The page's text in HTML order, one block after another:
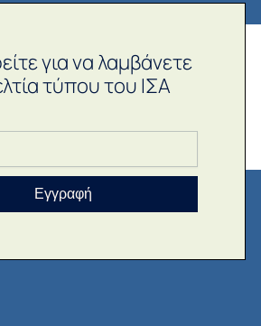
για να λαμβάνετε
τύπου του ΙΣΑ
Εγγραφή